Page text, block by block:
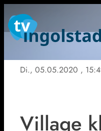
Di., 05.05.2020 ,
Village